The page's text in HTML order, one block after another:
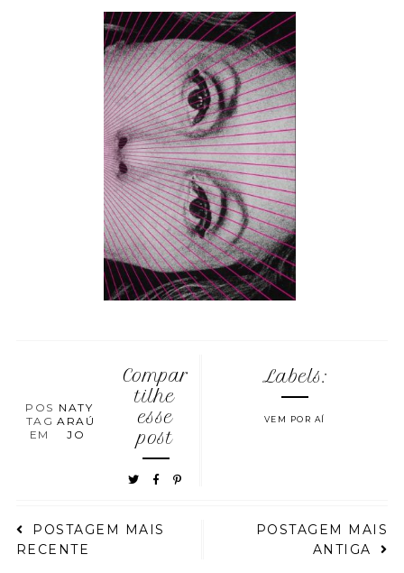
POS
TAG
EM
NATY
ARAÚ
JO
Compar
tilhe
esse
post
Labels:
VEM POR AÍ
POSTAGEM MAIS
RECENTE
POSTAGEM MAIS
ANTIGA